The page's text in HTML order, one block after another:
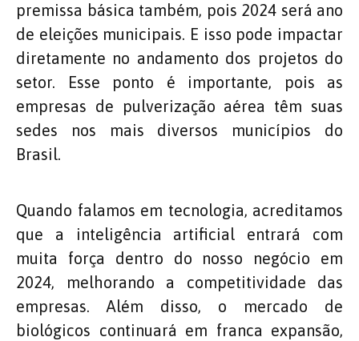
premissa básica também, pois 2024 será ano
de eleições municipais. E isso pode impactar
diretamente no andamento dos projetos do
setor. Esse ponto é importante, pois as
empresas de pulverização aérea têm suas
sedes nos mais diversos municípios do
Brasil.
Quando falamos em tecnologia, acreditamos
que a inteligência artificial entrará com
muita força dentro do nosso negócio em
2024, melhorando a competitividade das
empresas. Além disso, o mercado de
biológicos continuará em franca expansão,